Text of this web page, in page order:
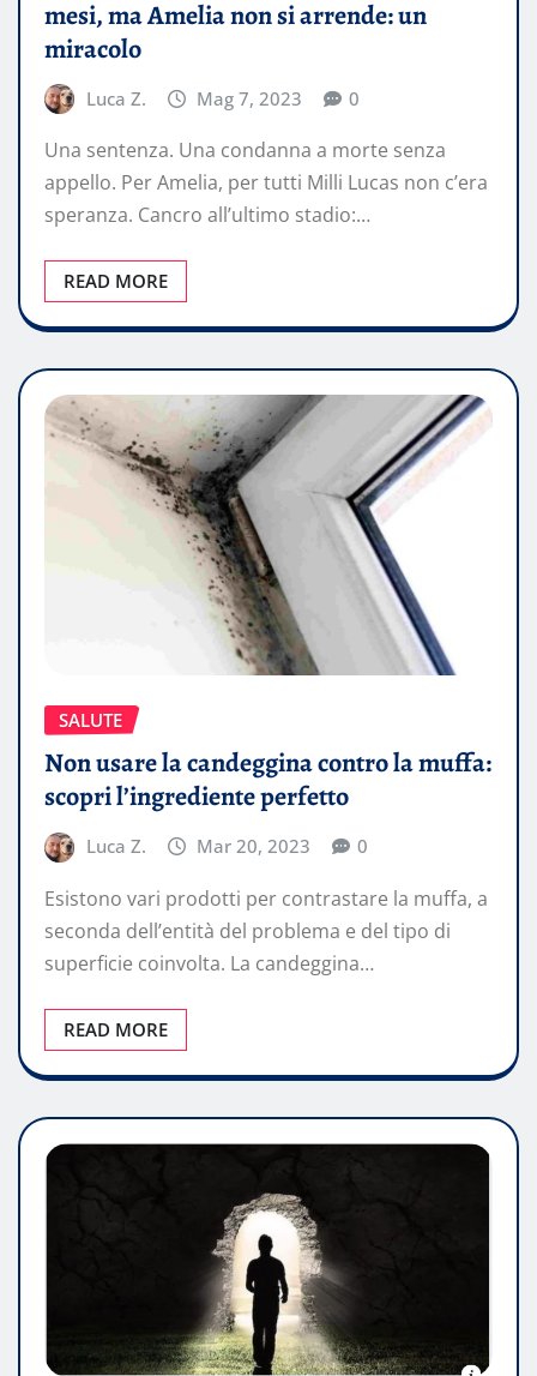
mesi, ma Amelia non si arrende: un
miracolo
Luca Z. Mag 7, 2023 0
Una sentenza. Una condanna a morte senza
appello. Per Amelia, per tutti Milli Lucas non c’era
speranza. Cancro all’ultimo stadio:…
READ MORE
SALUTE
Non usare la candeggina contro la muffa:
scopri l’ingrediente perfetto
Luca Z. Mar 20, 2023 0
Esistono vari prodotti per contrastare la muffa, a
seconda dell’entità del problema e del tipo di
superficie coinvolta. La candeggina…
READ MORE